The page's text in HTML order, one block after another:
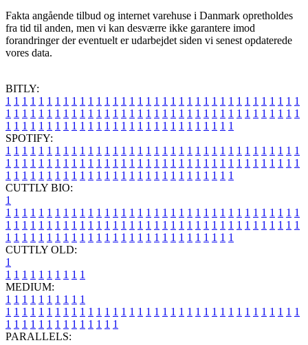
Fakta angående tilbud og internet varehuse i Danmark opretholdes
fra tid til anden, men vi kan desværre ikke garantere imod
forandringer der eventuelt er udarbejdet siden vi senest opdaterede
vores data.
BITLY:
1 1 1 1 1 1 1 1 1 1 1 1 1 1 1 1 1 1 1 1 1 1 1 1 1 1 1 1 1 1 1 1 1 1 1 1
1 1 1 1 1 1 1 1 1 1 1 1 1 1 1 1 1 1 1 1 1 1 1 1 1 1 1 1 1 1 1 1 1 1 1 1
1 1 1 1 1 1 1 1 1 1 1 1 1 1 1 1 1 1 1 1 1 1 1 1 1 1 1 1
SPOTIFY:
1 1 1 1 1 1 1 1 1 1 1 1 1 1 1 1 1 1 1 1 1 1 1 1 1 1 1 1 1 1 1 1 1 1 1 1
1 1 1 1 1 1 1 1 1 1 1 1 1 1 1 1 1 1 1 1 1 1 1 1 1 1 1 1 1 1 1 1 1 1 1 1
1 1 1 1 1 1 1 1 1 1 1 1 1 1 1 1 1 1 1 1 1 1 1 1 1 1 1 1
CUTTLY BIO:
1
1 1 1 1 1 1 1 1 1 1 1 1 1 1 1 1 1 1 1 1 1 1 1 1 1 1 1 1 1 1 1 1 1 1 1 1
1 1 1 1 1 1 1 1 1 1 1 1 1 1 1 1 1 1 1 1 1 1 1 1 1 1 1 1 1 1 1 1 1 1 1 1
1 1 1 1 1 1 1 1 1 1 1 1 1 1 1 1 1 1 1 1 1 1 1 1 1 1 1 1
CUTTLY OLD:
1
1 1 1 1 1 1 1 1 1 1
MEDIUM:
1 1 1 1 1 1 1 1 1 1
1 1 1 1 1 1 1 1 1 1 1 1 1 1 1 1 1 1 1 1 1 1 1 1 1 1 1 1 1 1 1 1 1 1 1 1
1 1 1 1 1 1 1 1 1 1 1 1 1 1
PARALLELS: